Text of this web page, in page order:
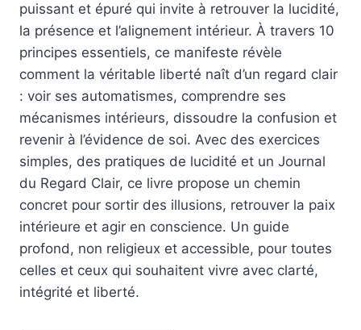
puissant et épuré qui invite à retrouver la lucidité,
la présence et l’alignement intérieur. À travers 10
principes essentiels, ce manifeste révèle
comment la véritable liberté naît d’un regard clair
: voir ses automatismes, comprendre ses
mécanismes intérieurs, dissoudre la confusion et
revenir à l’évidence de soi. Avec des exercices
simples, des pratiques de lucidité et un Journal
du Regard Clair, ce livre propose un chemin
concret pour sortir des illusions, retrouver la paix
intérieure et agir en conscience. Un guide
profond, non religieux et accessible, pour toutes
celles et ceux qui souhaitent vivre avec clarté,
intégrité et liberté.